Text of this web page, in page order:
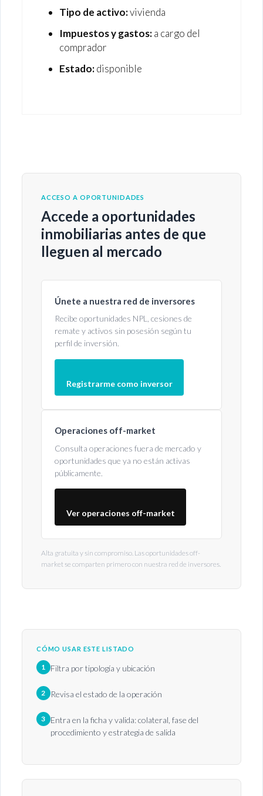
Tipo de activo:vivienda
Impuestos y gastos:a cargo del
comprador
Estado:disponible
ACCESO A OPORTUNIDADES
Accede a oportunidades
inmobiliarias antes de que
lleguen al mercado
Únete a nuestra red de inversores
Recibe oportunidades NPL, cesiones de
remate y activos sin posesión según tu
perfil de inversión.
Registrarme como inversor
Operaciones off-market
Consulta operaciones fuera de mercado y
oportunidades que ya no están activas
públicamente.
Ver operaciones off-market
Alta gratuita y sin compromiso. Las oportunidades off-
market se comparten primero con nuestra red de inversores.
CÓMO USAR ESTE LISTADO
1 Filtra por tipología y ubicación
2 Revisa el estado de la operación
3 Entra en la ficha y valida: colateral, fase del
procedimiento y estrategia de salida